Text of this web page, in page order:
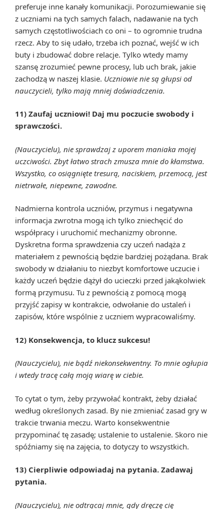
preferuje inne kanały komunikacji. Porozumiewanie się
z uczniami na tych samych falach, nadawanie na tych
samych częstotliwościach co oni – to ogromnie trudna
rzecz. Aby to się udało, trzeba ich poznać, wejść w ich
buty i zbudować dobre relacje. Tylko wtedy mamy
szansę zrozumieć pewne procesy, lub uch brak, jakie
zachodzą w naszej klasie. Uczniowie nie są głupsi od
nauczycieli, tylko mają mniej doświadczenia.
11) Zaufaj uczniowi! Daj mu poczucie swobody i
sprawczości.
(Nauczycielu), nie sprawdzaj z uporem maniaka mojej
uczciwości. Zbyt łatwo strach zmusza mnie do kłamstwa.
Wszystko, co osiągnięte tresurą, naciskiem, przemocą, jest
nietrwałe, niepewne, zawodne.
Nadmierna kontrola uczniów, przymus i negatywna
informacja zwrotna mogą ich tylko zniechęcić do
współpracy i uruchomić mechanizmy obronne.
Dyskretna forma sprawdzenia czy uczeń nadąża z
materiałem z pewnością będzie bardziej pożądana. Brak
swobody w działaniu to niezbyt komfortowe uczucie i
każdy uczeń będzie dążył do ucieczki przed jakąkolwiek
formą przymusu. Tu z pewnością z pomocą mogą
przyjść zapisy w kontrakcie, odwołanie do ustaleń i
zapisów, które wspólnie z uczniem wypracowaliśmy.
12) Konsekwencja, to klucz sukcesu!
(Nauczycielu), nie bądź niekonsekwentny. To mnie ogłupia
i wtedy tracę całą moją wiarę w ciebie.
To cytat o tym, żeby przywołać kontrakt, żeby działać
według określonych zasad. By nie zmieniać zasad gry w
trakcie trwania meczu. Warto konsekwentnie
przypominać tę zasadę; ustalenie to ustalenie. Skoro nie
spóźniamy się na zajęcia, to dotyczy to wszystkich.
13) Cierpliwie odpowiadaj na pytania. Zadawaj
pytania.
(Nauczycielu), nie odtrącaj mnie, gdy dręczę cię